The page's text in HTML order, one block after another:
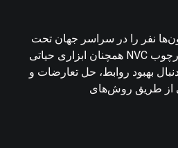
نفر را در سراسر جهان تحت
تأثیر قرار داده است و چارچوب NVC همچنان ابزاری حیاتی
بهبود روابط، حل تعارضات و
از طریق روش‌های